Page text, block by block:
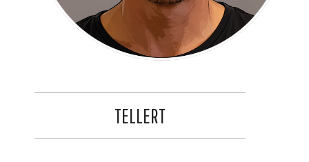
TELLERT